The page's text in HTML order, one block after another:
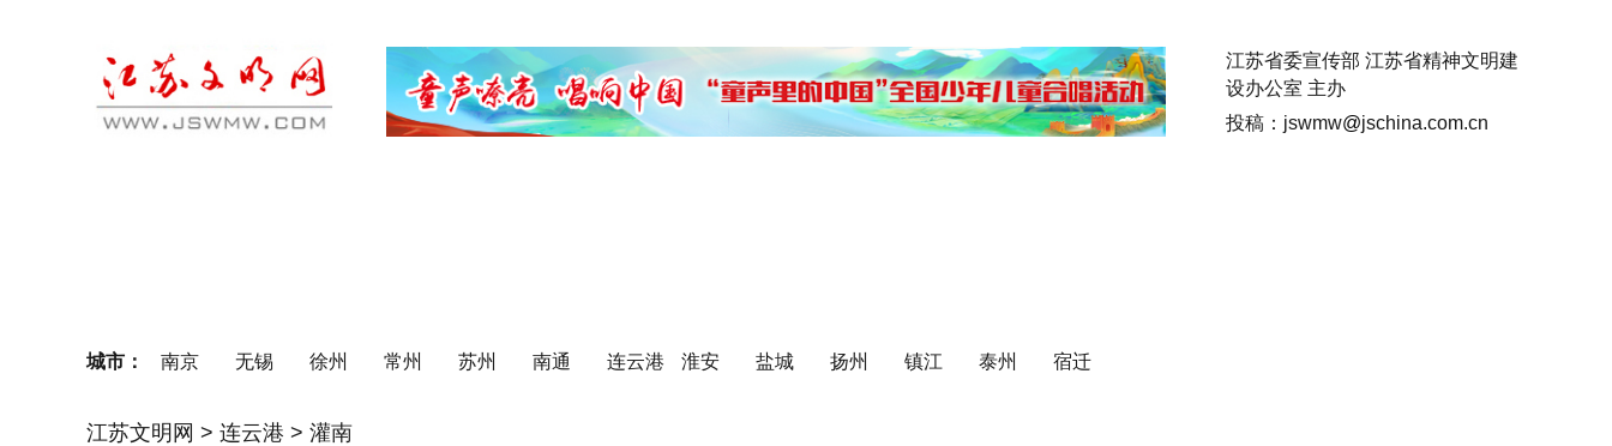
江苏省委宣传部 江苏省精神文明建
设办公室 主办
投稿：jswmw@jschina.com.cn
城市： 南京 无锡 徐州 常州 苏州 南通 连云港 淮安 盐城 扬州 镇江 泰州 宿迁
江苏文明网 > 连云港 > 灌南